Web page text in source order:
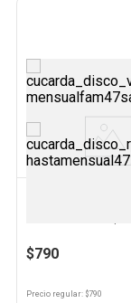
Producto
$790
Precio regular: $790